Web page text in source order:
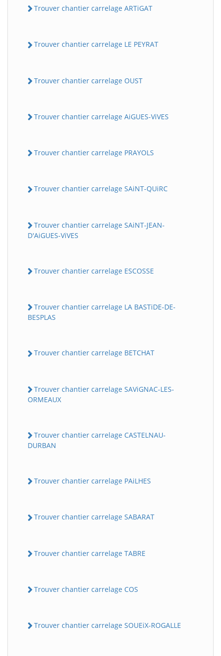
Trouver chantier carrelage ARTiGAT
Trouver chantier carrelage LE PEYRAT
Trouver chantier carrelage OUST
Trouver chantier carrelage AiGUES-ViVES
Trouver chantier carrelage PRAYOLS
Trouver chantier carrelage SAiNT-QUiRC
Trouver chantier carrelage SAiNT-JEAN-
D'AiGUES-ViVES
Trouver chantier carrelage ESCOSSE
Trouver chantier carrelage LA BASTiDE-DE-
BESPLAS
Trouver chantier carrelage BETCHAT
Trouver chantier carrelage SAViGNAC-LES-
ORMEAUX
Trouver chantier carrelage CASTELNAU-
DURBAN
Trouver chantier carrelage PAiLHES
Trouver chantier carrelage SABARAT
Trouver chantier carrelage TABRE
Trouver chantier carrelage COS
Trouver chantier carrelage SOUEiX-ROGALLE